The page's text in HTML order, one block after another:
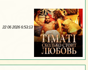
22 06 2026 6:53:13